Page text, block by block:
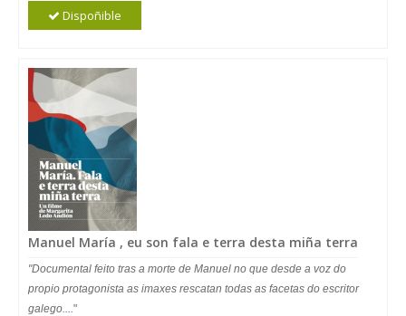
Dispoñible
Manuel María , eu son fala e terra desta miña terra
"Documental feito tras a morte de Manuel no que desde a voz do
propio protagonista as imaxes rescatan todas as facetas do escritor
galego...."